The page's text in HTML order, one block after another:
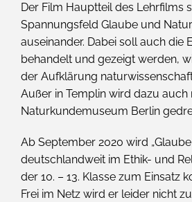
Der Film Hauptteil des Lehrfilms
Spannungsfeld Glaube und
auseinander. Dabei soll auch die
behandelt und gezeigt werden,
der Aufklärung
Außer in Templin wird dazu auch
Naturkundemuseum Berlin
Ab September 2020 wird
deutschlandweit im Ethik- und
der 10. – 13. Klasse zum Einsatz
Frei im Netz wird er leider nicht